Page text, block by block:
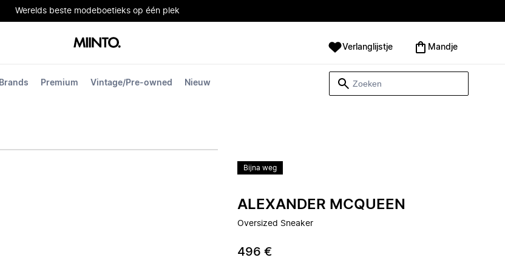
Werelds beste modeboetieks op één plek
Brands Premium Vintage/Pre-owned Nieuw
Verlanglijstje Mandje
Bijna weg
ALEXANDER MCQUEEN
Oversized Sneaker
496 €